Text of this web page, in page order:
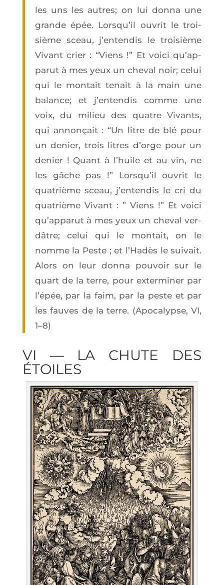
les uns les autres; on lui don­na une
grande épée. Lors­qu’il ouvrit le troi­
sième sceau, j’en­ten­dis le troi­sième
Vivant crier : “Viens !” Et voi­ci qu’ap­
pa­rut à mes yeux un che­val noir; celui
qui le mon­tait tenait à la main une
balance; et j’en­ten­dis comme une
voix, du milieu des quatre Vivants,
qui annon­çait : “Un litre de blé pour
un denier, trois litres d’orge pour un
denier ! Quant à l’huile et au vin, ne
les gâche pas !” Lors­qu’il ouvrit le
qua­trième sceau, j’en­ten­dis le cri du
qua­trième Vivant : ” Viens !” Et voi­ci
qu’ap­pa­rut à mes yeux un che­val ver­
dâtre; celui qui le mon­tait, on le
nomme la Peste ; et l’Ha­dès le sui­vait.
Alors on leur don­na pou­voir sur le
quart de la terre, pour exter­mi­ner par
l’é­pée, par la faim, par la peste et par
les fauves de la terre. (Apo­ca­lypse, VI,
1–8)
VI — LA CHUTE DES
ÉTOILES